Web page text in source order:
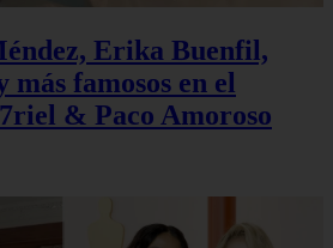
Erika Buenfil,
famosos en el
& Paco Amoroso